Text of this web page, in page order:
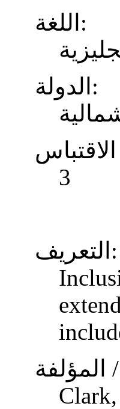
اللغة:
الدولة:
3
التعريف: